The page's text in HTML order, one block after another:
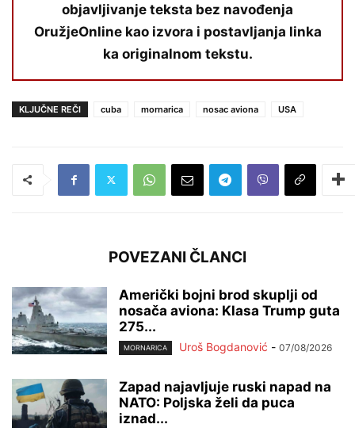
objavljivanje teksta bez navođenja
OružjeOnline kao izvora i postavljanja linka
ka originalnom tekstu.
KLJUČNE REČI cuba mornarica nosac aviona USA
POVEZANI ČLANCI
Američki bojni brod skuplji od
nosača aviona: Klasa Trump guta
275...
MORNARICA Uroš Bogdanović - 07/08/2026
Zapad najavljuje ruski napad na
NATO: Poljska želi da puca
iznad...